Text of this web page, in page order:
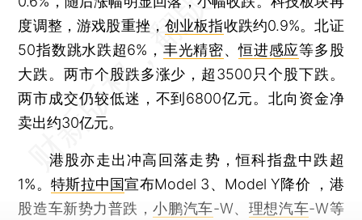
度调整，游戏股重挫， 创业板指收跌约0.9%。北证
50指数跳水跌超6%， 丰光精密、恒进感应等多股
大跌。两市个股跌多涨少，超3500只个股下跌。
两市成交仍较低迷，不到6800亿元。北向资金净
卖出约30亿元。
港股亦走出冲高回落走势，恒科指盘中跌超
1%。 特斯拉中国宣布Model 3、Model Y降价 ，港
股造车新势力普跌，小鹏汽车-W、 理想汽车-W等